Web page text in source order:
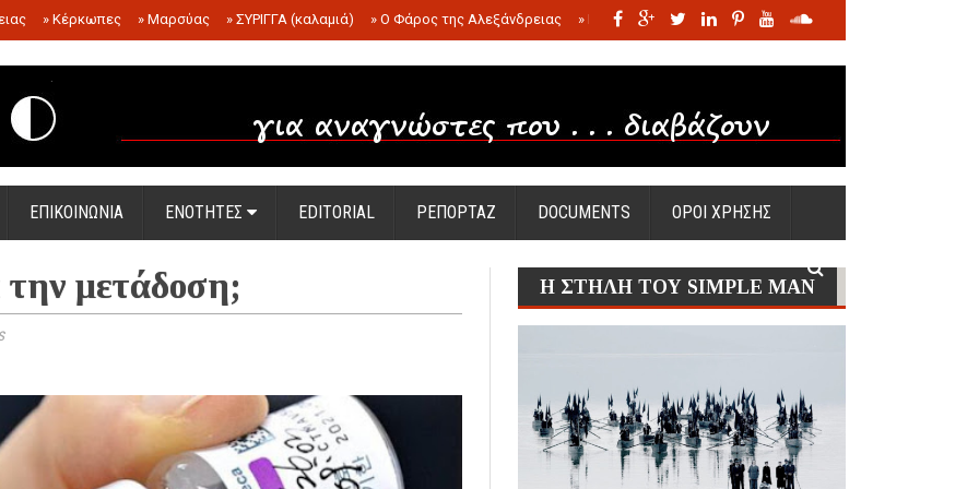
» Κέρκωπες » Μαρσύας » ΣΥΡΙΓΓΑ (καλαμιά) » Ο Φάρος της Αλεξάνδρειας » Η σφαγή των νηπίων της Σάντας
.
ΕΠΙΚΟΙΝΩΝΙΑ ΕΝΟΤΗΤΕΣ EDITORIAL ΡΕΠΟΡΤΑΖ DOCUMENTS ΟΡΟΙ ΧΡΗΣΗΣ
μετάδοση; Η ΣΤΗΛΗ ΤΟΥ SIMPLE MAN